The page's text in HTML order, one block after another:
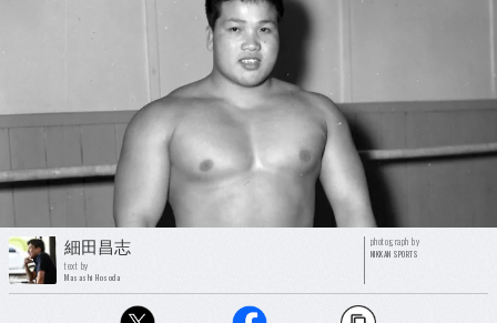
細田昌志
text by
Masashi Hosoda
photograph by
NIKKAN SPORTS